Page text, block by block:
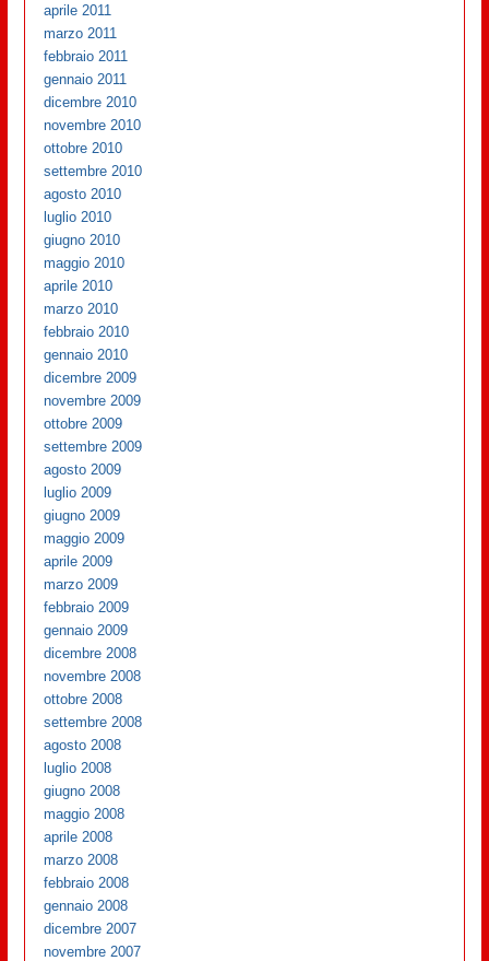
aprile 2011
marzo 2011
febbraio 2011
gennaio 2011
dicembre 2010
novembre 2010
ottobre 2010
settembre 2010
agosto 2010
luglio 2010
giugno 2010
maggio 2010
aprile 2010
marzo 2010
febbraio 2010
gennaio 2010
dicembre 2009
novembre 2009
ottobre 2009
settembre 2009
agosto 2009
luglio 2009
giugno 2009
maggio 2009
aprile 2009
marzo 2009
febbraio 2009
gennaio 2009
dicembre 2008
novembre 2008
ottobre 2008
settembre 2008
agosto 2008
luglio 2008
giugno 2008
maggio 2008
aprile 2008
marzo 2008
febbraio 2008
gennaio 2008
dicembre 2007
novembre 2007